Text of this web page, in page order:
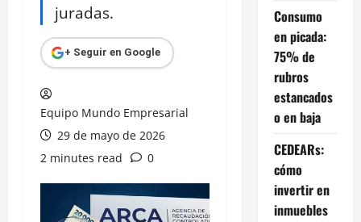
juradas.
+ Seguir en Google
Equipo Mundo Empresarial
29 de mayo de 2026
2 minutes read
0
Consumo
en picada:
75% de
rubros
estancados
o en baja
CEDEARs:
cómo
invertir en
inmuebles